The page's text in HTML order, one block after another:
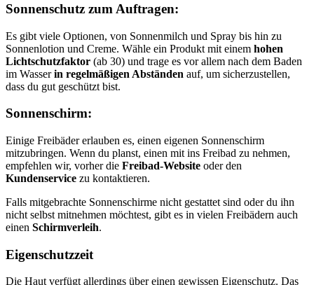
Sonnenschutz zum Auftragen:
Es gibt viele Optionen, von Sonnenmilch und Spray bis hin zu
Sonnenlotion und Creme. Wähle ein Produkt mit einem hohen
Lichtschutzfaktor (ab 30) und trage es vor allem nach dem Baden
im Wasserin regelmäßigen Abständen auf, um sicherzustellen,
dass du gut geschützt bist.
Sonnenschirm:
Einige Freibäder erlauben es, einen eigenen Sonnenschirm
mitzubringen. Wenn du planst, einen mit ins Freibad zu nehmen,
empfehlen wir, vorher die Freibad-Website oder den
Kundenservice zu kontaktieren.
Falls mitgebrachte Sonnenschirme nicht gestattet sind oder du ihn
nicht selbst mitnehmen möchtest, gibt es in vielen Freibädern auch
einen Schirmverleih.
Eigenschutzzeit
Die Haut verfügt allerdings über einen gewissen Eigenschutz. Das